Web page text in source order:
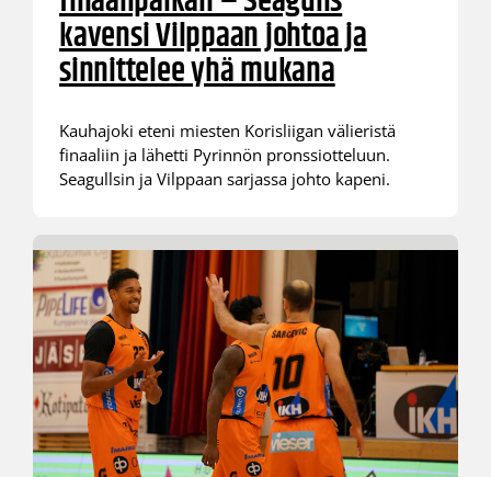
kavensi Vilppaan johtoa ja
sinnittelee yhä mukana
Kauhajoki eteni miesten Korisliigan välieristä
finaaliin ja lähetti Pyrinnön pronssiotteluun.
Seagullsin ja Vilppaan sarjassa johto kapeni.